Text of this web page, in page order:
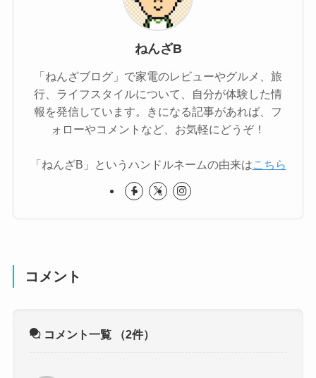
ねんざB
「ねんざブログ」で家電のレビューやグルメ、旅
行、ライフスタイルについて、自分が体験した情
報を発信しています。きになる記事があれば、フ
ォローやコメントなど、お気軽にどうぞ！
「ねんざB」というハンドルネームの由来はこちら
コメント
コメント一覧 （2件）